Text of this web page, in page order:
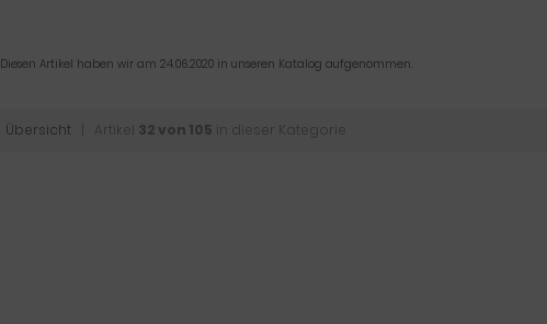
Diesen Artikel haben wir am 24.06.2020 in unseren Katalog aufgenommen.
Übersicht | Artikel 32 von 105 in dieser Kategorie